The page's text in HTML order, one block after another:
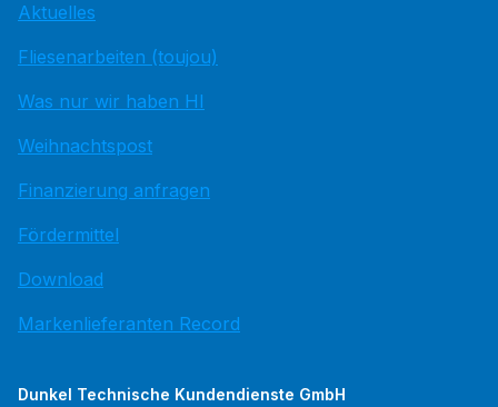
Aktuelles
Fliesenarbeiten (toujou)
Was nur wir haben HI
Weihnachtspost
Finanzierung anfragen
Fördermittel
Download
Markenlieferanten Record
Dunkel Technische Kundendienste GmbH